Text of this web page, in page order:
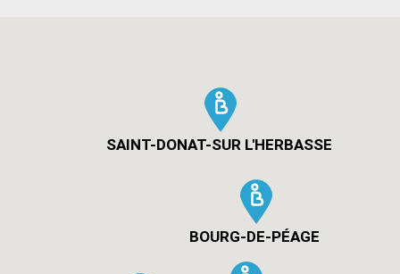
SAINT-DONAT-SUR L'HERBASSE
BOURG-DE-PÉAGE